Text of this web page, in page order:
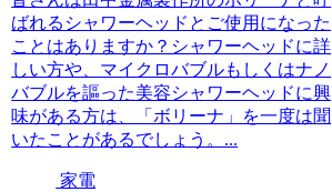
ばれるシャワーヘッドとご使用になった
ことはありますか？シャワーヘッドに詳
しい方や、マイクロバブルもしくはナノ
バブルを謳った美容シャワーヘッドに興
味がある方は、「ボリーナ」を一度は聞
いたことがあるでしょう。...
家電